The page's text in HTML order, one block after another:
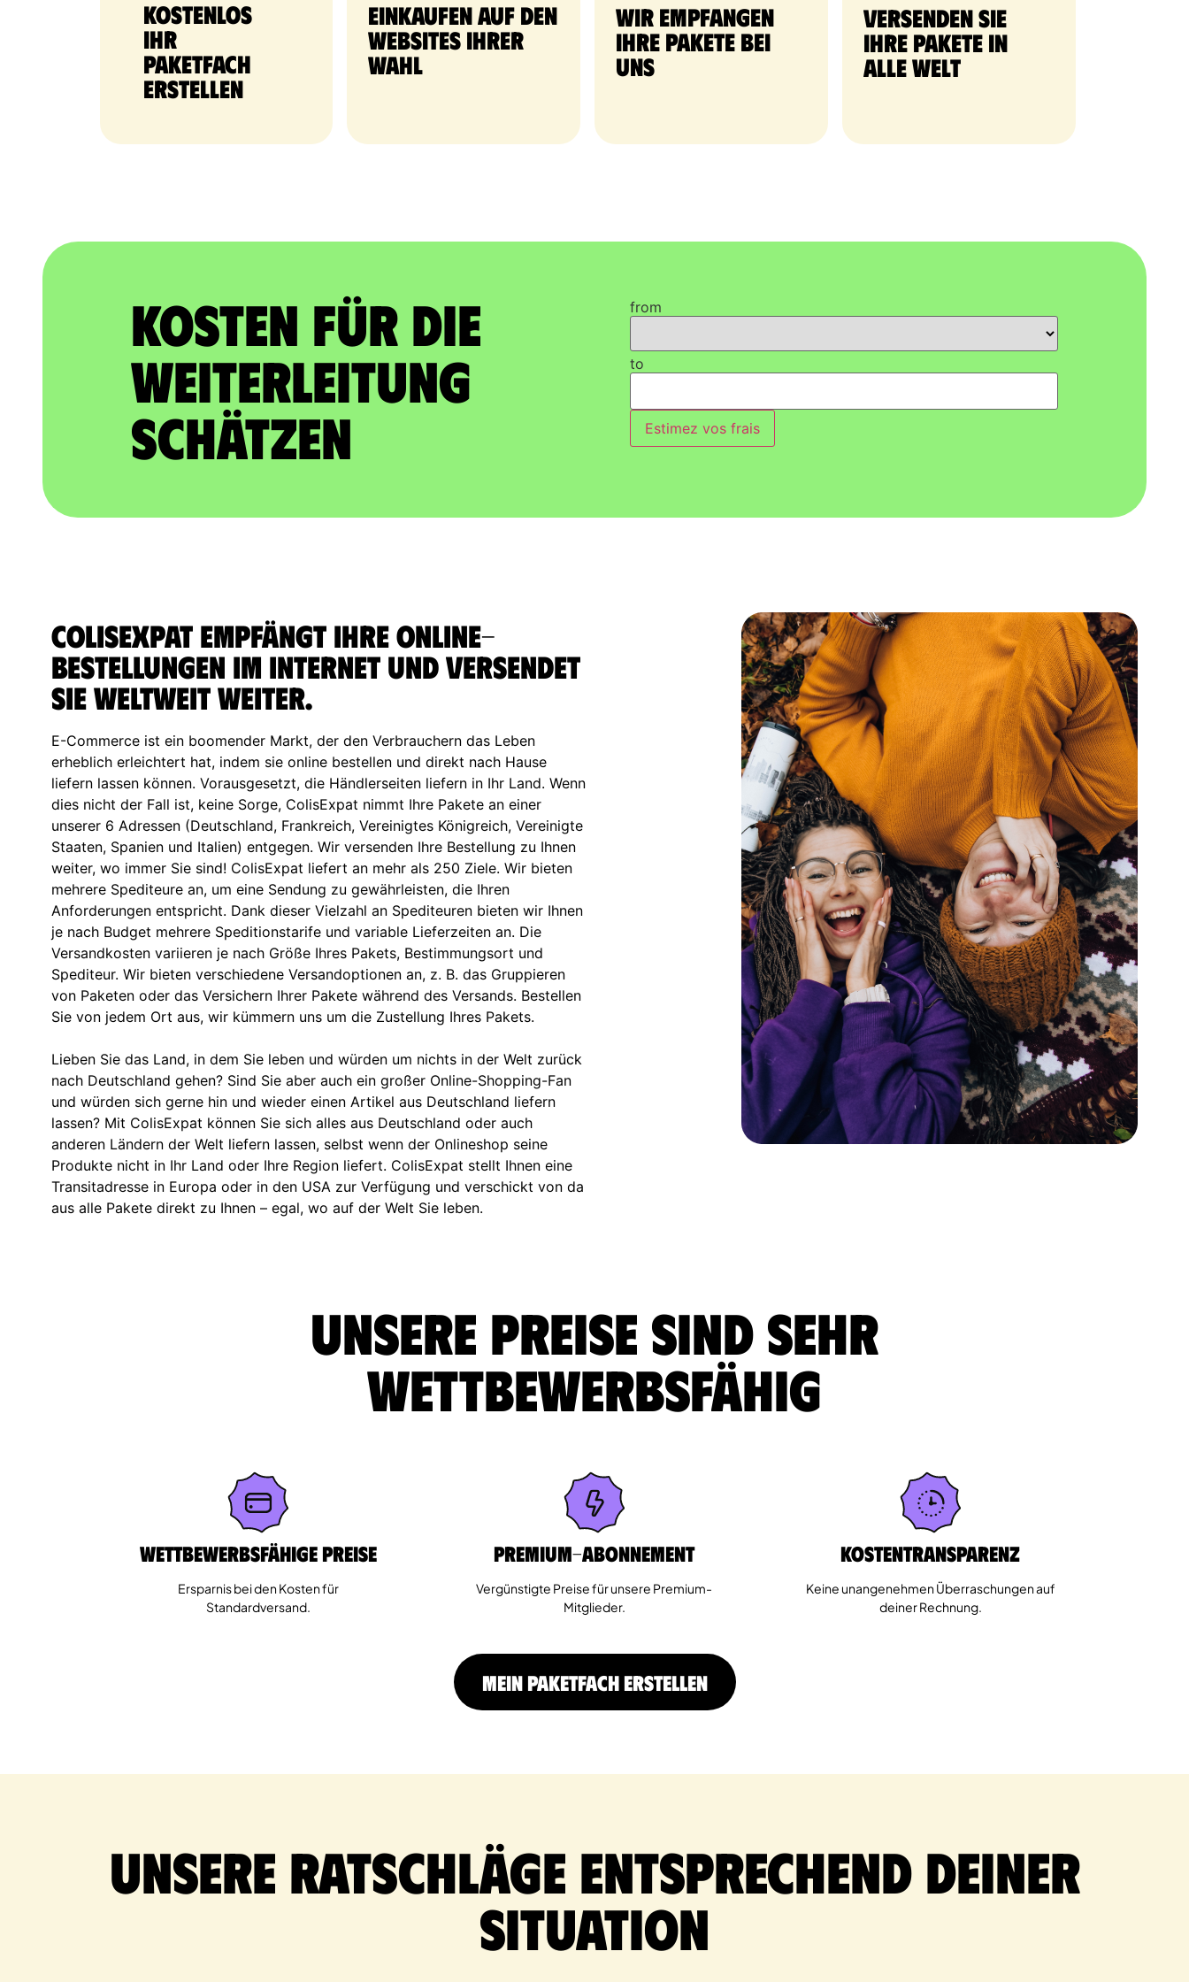
Kostenlos
Ihr
Paketfach
erstellen
Einkaufen auf den
Websites Ihrer
Wahl
Wir empfangen
Ihre Pakete bei
uns
Versenden Sie
Ihre Pakete in
alle Welt
Kosten für die
Weiterleitung
schätzen
from
to
Estimez vos frais
ColisExpat empfängt Ihre Online-
Bestellungen im Internet und versendet
sie weltweit weiter.
E-Commerce ist ein boomender Markt, der den Verbrauchern das Leben
erheblich erleichtert hat, indem sie online bestellen und direkt nach Hause
liefern lassen können. Vorausgesetzt, die Händlerseiten liefern in Ihr Land. Wenn
dies nicht der Fall ist, keine Sorge, ColisExpat nimmt Ihre Pakete an einer
unserer 6 Adressen (Deutschland, Frankreich, Vereinigtes Königreich, Vereinigte
Staaten, Spanien und Italien) entgegen. Wir versenden Ihre Bestellung zu Ihnen
weiter, wo immer Sie sind! ColisExpat liefert an mehr als 250 Ziele. Wir bieten
mehrere Spediteure an, um eine Sendung zu gewährleisten, die Ihren
Anforderungen entspricht. Dank dieser Vielzahl an Spediteuren bieten wir Ihnen
je nach Budget mehrere Speditionstarife und variable Lieferzeiten an. Die
Versandkosten variieren je nach Größe Ihres Pakets, Bestimmungsort und
Spediteur. Wir bieten verschiedene Versandoptionen an, z. B. das Gruppieren
von Paketen oder das Versichern Ihrer Pakete während des Versands. Bestellen
Sie von jedem Ort aus, wir kümmern uns um die Zustellung Ihres Pakets.
Lieben Sie das Land, in dem Sie leben und würden um nichts in der Welt zurück
nach Deutschland gehen? Sind Sie aber auch ein großer Online-Shopping-Fan
und würden sich gerne hin und wieder einen Artikel aus Deutschland liefern
lassen? Mit ColisExpat können Sie sich alles aus Deutschland oder auch
anderen Ländern der Welt liefern lassen, selbst wenn der Onlineshop seine
Produkte nicht in Ihr Land oder Ihre Region liefert. ColisExpat stellt Ihnen eine
Transitadresse in Europa oder in den USA zur Verfügung und verschickt von da
aus alle Pakete direkt zu Ihnen – egal, wo auf der Welt Sie leben.
Unsere Preise sind sehr
wettbewerbsfähig
Wettbewerbsfähige Preise
Ersparnis bei den Kosten für
Standardversand.
Premium-Abonnement
Vergünstigte Preise für unsere Premium-
Mitglieder.
Kostentransparenz
Keine unangenehmen Überraschungen auf
deiner Rechnung.
MEIN PAKETFACH ERSTELLEN
Unsere Ratschläge entsprechend deiner
Situation